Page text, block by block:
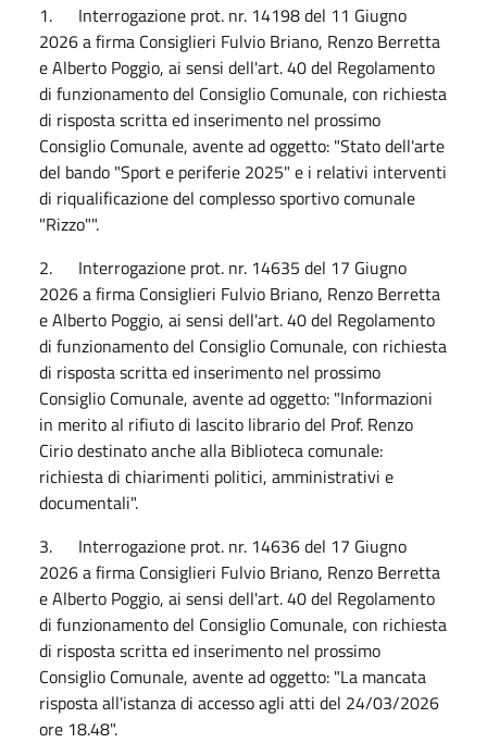
1. Interrogazione prot. nr. 14198 del 11 Giugno
2026 a firma Consiglieri Fulvio Briano, Renzo Berretta
e Alberto Poggio, ai sensi dell'art. 40 del Regolamento
di funzionamento del Consiglio Comunale, con richiesta
di risposta scritta ed inserimento nel prossimo
Consiglio Comunale, avente ad oggetto: "Stato dell'arte
del bando "Sport e periferie 2025" e i relativi interventi
di riqualificazione del complesso sportivo comunale
"Rizzo"".
2. Interrogazione prot. nr. 14635 del 17 Giugno
2026 a firma Consiglieri Fulvio Briano, Renzo Berretta
e Alberto Poggio, ai sensi dell'art. 40 del Regolamento
di funzionamento del Consiglio Comunale, con richiesta
di risposta scritta ed inserimento nel prossimo
Consiglio Comunale, avente ad oggetto: "Informazioni
in merito al rifiuto di lascito librario del Prof. Renzo
Cirio destinato anche alla Biblioteca comunale:
richiesta di chiarimenti politici, amministrativi e
documentali".
3. Interrogazione prot. nr. 14636 del 17 Giugno
2026 a firma Consiglieri Fulvio Briano, Renzo Berretta
e Alberto Poggio, ai sensi dell'art. 40 del Regolamento
di funzionamento del Consiglio Comunale, con richiesta
di risposta scritta ed inserimento nel prossimo
Consiglio Comunale, avente ad oggetto: "La mancata
risposta all'istanza di accesso agli atti del 24/03/2026
ore 18.48".